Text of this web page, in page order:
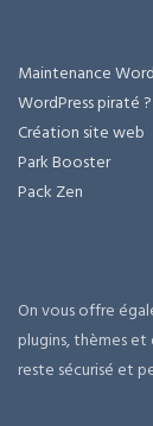
Maintenance
WordPress piraté ?
Création site web
Park Booster
Pack Zen
On vous offre
plugins, thèmes et
reste sécurisé et